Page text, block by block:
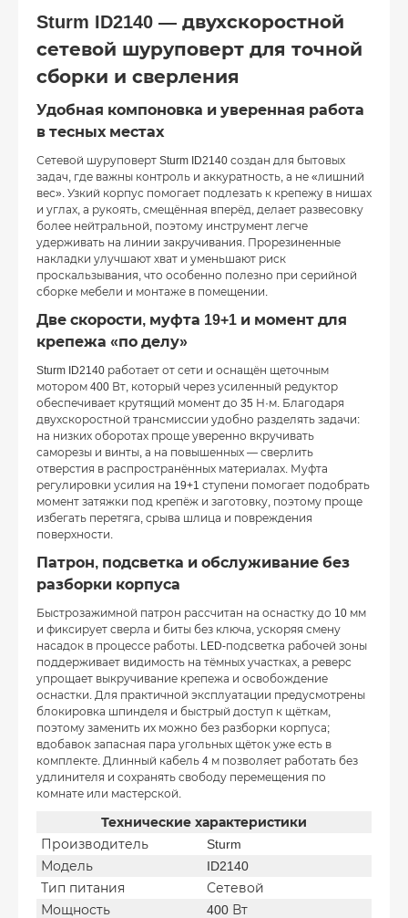
Sturm ID2140 — двухскоростной
сетевой шуруповерт для точной
сборки и сверления
Удобная компоновка и уверенная работа
в тесных местах
Сетевой шуруповерт Sturm ID2140 создан для бытовых
задач, где важны контроль и аккуратность, а не «лишний
вес». Узкий корпус помогает подлезать к крепежу в нишах
и углах, а рукоять, смещённая вперёд, делает развесовку
более нейтральной, поэтому инструмент легче
удерживать на линии закручивания. Прорезиненные
накладки улучшают хват и уменьшают риск
проскальзывания, что особенно полезно при серийной
сборке мебели и монтаже в помещении.
Две скорости, муфта 19+1 и момент для
крепежа «по делу»
Sturm ID2140 работает от сети и оснащён щеточным
мотором 400 Вт, который через усиленный редуктор
обеспечивает крутящий момент до 35 Н·м. Благодаря
двухскоростной трансмиссии удобно разделять задачи:
на низких оборотах проще уверенно вкручивать
саморезы и винты, а на повышенных — сверлить
отверстия в распространённых материалах. Муфта
регулировки усилия на 19+1 ступени помогает подобрать
момент затяжки под крепёж и заготовку, поэтому проще
избегать перетяга, срыва шлица и повреждения
поверхности.
Патрон, подсветка и обслуживание без
разборки корпуса
Быстрозажимной патрон рассчитан на оснастку до 10 мм
и фиксирует сверла и биты без ключа, ускоряя смену
насадок в процессе работы. LED-подсветка рабочей зоны
поддерживает видимость на тёмных участках, а реверс
упрощает выкручивание крепежа и освобождение
оснастки. Для практичной эксплуатации предусмотрены
блокировка шпинделя и быстрый доступ к щёткам,
поэтому заменить их можно без разборки корпуса;
вдобавок запасная пара угольных щёток уже есть в
комплекте. Длинный кабель 4 м позволяет работать без
удлинителя и сохранять свободу перемещения по
комнате или мастерской.
Технические характеристики
Производитель
Sturm
Модель
ID2140
Тип питания
Сетевой
Мощность
400 Вт